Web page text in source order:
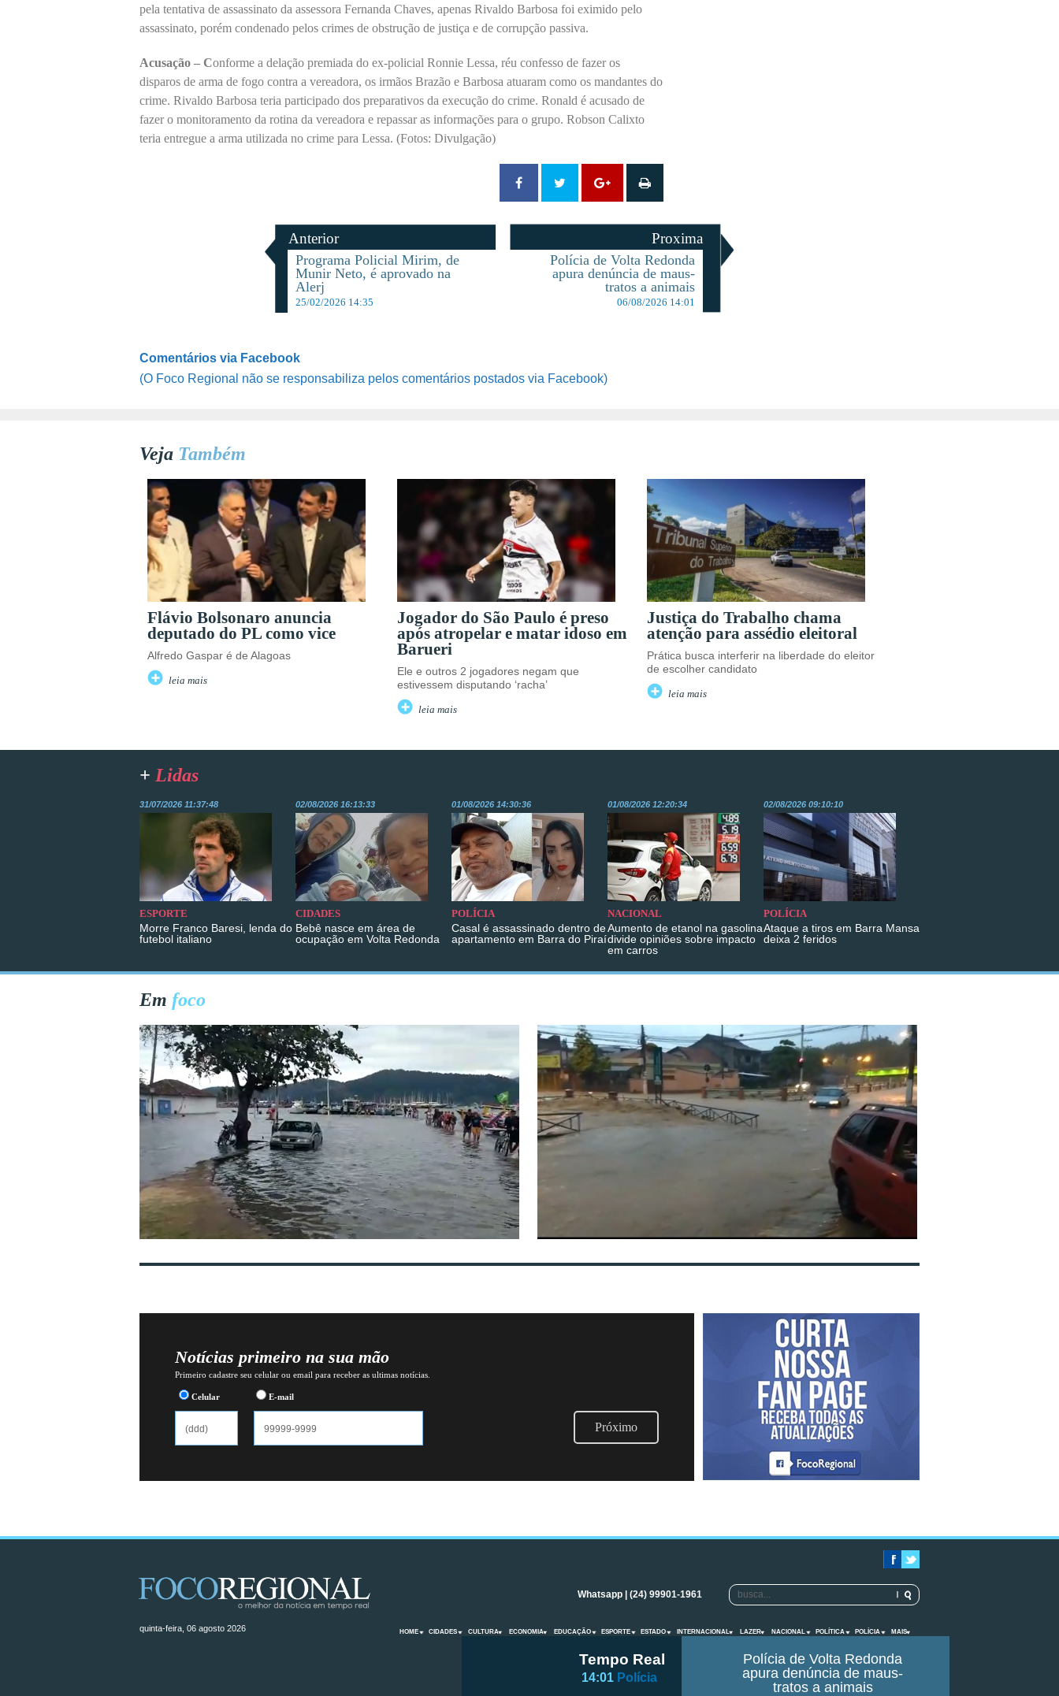
pela tentativa de assassinato da assessora Fernanda Chaves, apenas Rivaldo Barbosa foi eximido pelo
assassinato, porém condenado pelos crimes de obstrução de justiça e de corrupção passiva.
Acusação – Conforme a delação premiada do ex-policial Ronnie Lessa, réu confesso de fazer os
disparos de arma de fogo contra a vereadora, os irmãos Brazão e Barbosa atuaram como os mandantes do
crime. Rivaldo Barbosa teria participado dos preparativos da execução do crime. Ronald é acusado de
fazer o monitoramento da rotina da vereadora e repassar as informações para o grupo. Robson Calixto
teria entregue a arma utilizada no crime para Lessa. (Fotos: Divulgação)
Anterior
Programa Policial Mirim, de
Munir Neto, é aprovado na
Alerj
25/02/2026 14:35
Proxima
Polícia de Volta Redonda
apura denúncia de maus-
tratos a animais
06/08/2026 14:01
Comentários via Facebook
(O Foco Regional não se responsabiliza pelos comentários postados via Facebook)
Veja Também
Flávio Bolsonaro anuncia
deputado do PL como vice
Alfredo Gaspar é de Alagoas
leia mais
Jogador do São Paulo é preso
após atropelar e matar idoso em
Barueri
Ele e outros 2 jogadores negam que
estivessem disputando ‘racha’
leia mais
Justiça do Trabalho chama
atenção para assédio eleitoral
Prática busca interferir na liberdade do eleitor
de escolher candidato
leia mais
+ Lidas
31/07/2026 11:37:48
ESPORTE
Morre Franco Baresi, lenda do
futebol italiano
02/08/2026 16:13:33
CIDADES
Bebê nasce em área de
ocupação em Volta Redonda
01/08/2026 14:30:36
POLÍCIA
Casal é assassinado dentro de
apartamento em Barra do Piraí
01/08/2026 12:20:34
NACIONAL
Aumento de etanol na gasolina
divide opiniões sobre impacto
em carros
02/08/2026 09:10:10
POLÍCIA
Ataque a tiros em Barra Mansa
deixa 2 feridos
Em foco
Notícias primeiro na sua mão
Primeiro cadastre seu celular ou email para receber as ultimas notícias.
Celular E-mail
Próximo
Tempo Real
14:01 Polícia
Polícia de Volta Redonda
apura denúncia de maus-
tratos a animais
quinta-feira, 06 agosto 2026
Whatsapp | (24) 99901-1961
HOME CIDADES CULTURA ECONOMIA EDUCAÇÃO ESPORTE ESTADO INTERNACIONAL LAZER NACIONAL POLÍTICA POLÍCIA MAIS